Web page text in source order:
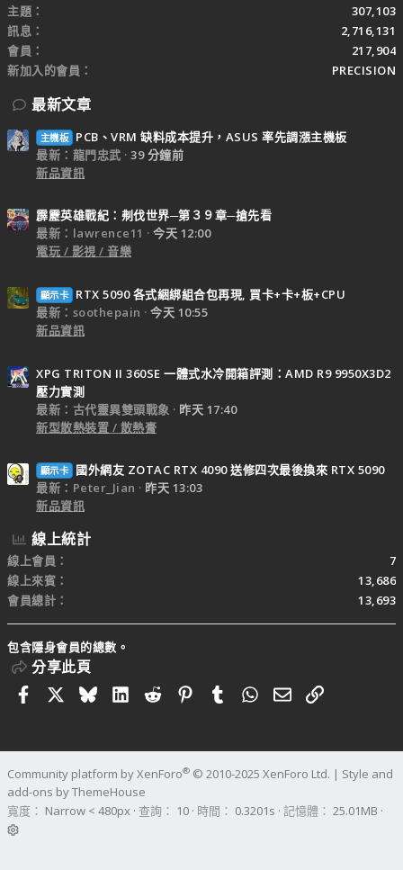
主題
307,103
訊息
2,716,131
會員
217,904
新加入的會員
PRECISION
最新文章
主機板
PCB、VRM 缺料成本提升，ASUS 率先調漲主機板
最新：龍門忠武
39 分鐘前
新品資訊
霹靂英雄戰紀：刜伐世界─第３９章─搶先看
最新：lawrence11
今天 12:00
電玩 / 影視 / 音樂
顯示卡
RTX 5090 各式綑綁組合包再現, 買卡+卡+板+CPU
最新：soothepain
今天 10:55
新品資訊
XPG TRITON II 360SE 一體式水冷開箱評測：AMD R9 9950X3D2
壓力實測
最新：古代靈異雙頭戰象
昨天 17:40
新型散熱裝置 / 散熱膏
顯示卡
國外網友 ZOTAC RTX 4090 送修四次最後換來 RTX 5090
最新：Peter_Jian
昨天 13:03
新品資訊
線上統計
線上會員
7
線上來賓
13,686
會員總計
13,693
包含隱身會員的總數。
分享此頁
FacebookBlueskyLinkedIn
RedditPinterestTumblrWhatsApp
電子郵件
連結
Community platform by XenForo® © 2010-2025 XenForo Ltd. | Style and
add-ons by ThemeHouse
寬度
查詢 10 時間 0.3201s 記憶體 25.01MB